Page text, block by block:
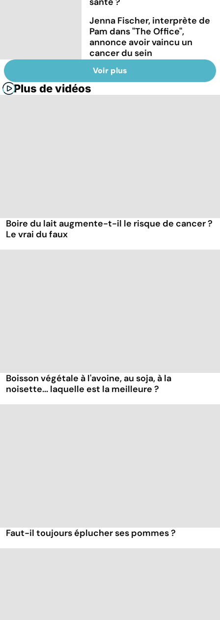
Jenna Fischer, interprète de
Pam dans "The Office",
annonce avoir vaincu un
cancer du sein
Voir plus
Plus de vidéos
Boire du lait augmente-t-il le risque de cancer ?
Le vrai du faux
Boisson végétale à l'avoine, au soja, à la
noisette... laquelle est la meilleure ?
Faut-il toujours éplucher ses pommes ?